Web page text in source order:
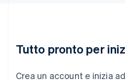
Tutto pronto per
Crea un account e inizia
Malta
English
EspañolEnglish